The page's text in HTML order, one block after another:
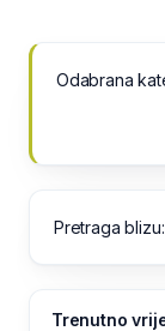
Odabrana
Pretraga blizu:
Trenutno